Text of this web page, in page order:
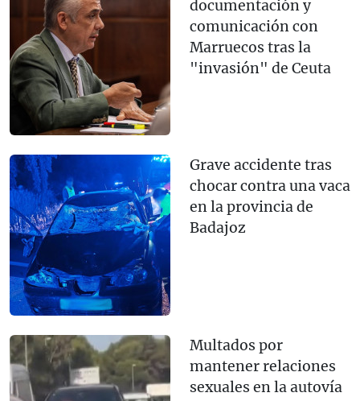
documentación y
comunicación con
Marruecos tras la
"invasión" de Ceuta
Grave accidente tras
chocar contra una vaca
en la provincia de
Badajoz
Multados por
mantener relaciones
sexuales en la autovía